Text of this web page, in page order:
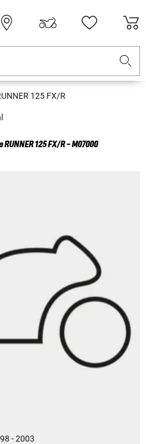
125 FX/R
RUNNER 125 FX/R - M07000
- 2003